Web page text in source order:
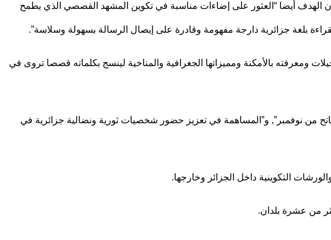
الهدف أيضا “العثور على إضاءات مناسبة في تكوين المشهد القصصي الذي يطمح
بلغة جزائرية دارجة مفهومة وقادرة على إيصال الرسالة بسهولة وسلاسة”.
ومعرفته بالأمكنة ومميزاتها الجغرافية والمناخية لينسج بكلماته قصصا تروى في
الحكواتية “في خدمة الذاكرة الوطنية, خاصة عشية إحياء الذكرى ال70 لاندلاع ثورة الفاتح من نوفمبر”, و”المساهمة في تعزيز حضور شخصيات ثورية ونضالية جزائرية في